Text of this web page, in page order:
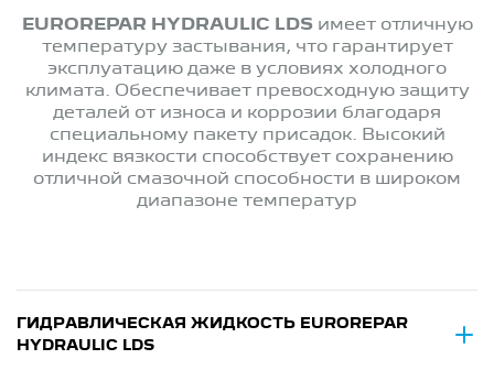
EUROREPAR HYDRAULIC LDSимеет отличную
температуру застывания, что гарантирует
эксплуатацию даже в условиях холодного
климата. Обеспечивает превосходную защиту
деталей от износа и коррозии благодаря
специальному пакету присадок. Высокий
индекс вязкости способствует сохранению
отличной смазочной способности в широком
диапазоне температур
ГИДРАВЛИЧЕСКАЯ ЖИДКОСТЬ EUROREPAR
HYDRAULIC LDS